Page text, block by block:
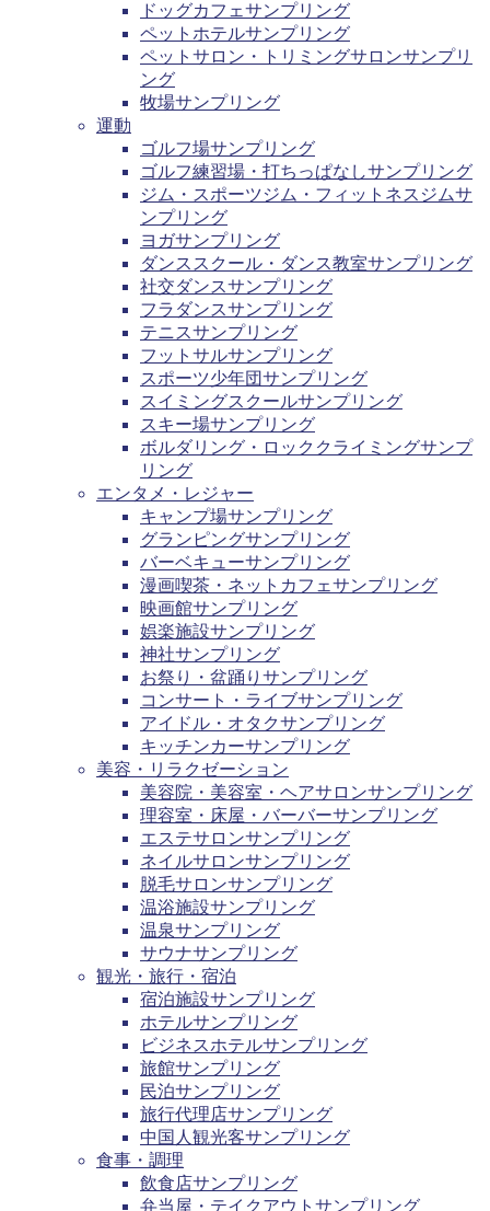
ドッグカフェサンプリング
ペットホテルサンプリング
ペットサロン・トリミングサロンサンプリ
ング
牧場サンプリング
運動
ゴルフ場サンプリング
ゴルフ練習場・打ちっぱなしサンプリング
ジム・スポーツジム・フィットネスジムサ
ンプリング
ヨガサンプリング
ダンススクール・ダンス教室サンプリング
社交ダンスサンプリング
フラダンスサンプリング
テニスサンプリング
フットサルサンプリング
スポーツ少年団サンプリング
スイミングスクールサンプリング
スキー場サンプリング
ボルダリング・ロッククライミングサンプ
リング
エンタメ・レジャー
キャンプ場サンプリング
グランピングサンプリング
バーベキューサンプリング
漫画喫茶・ネットカフェサンプリング
映画館サンプリング
娯楽施設サンプリング
神社サンプリング
お祭り・盆踊りサンプリング
コンサート・ライブサンプリング
アイドル・オタクサンプリング
キッチンカーサンプリング
美容・リラクゼーション
美容院・美容室・ヘアサロンサンプリング
理容室・床屋・バーバーサンプリング
エステサロンサンプリング
ネイルサロンサンプリング
脱毛サロンサンプリング
温浴施設サンプリング
温泉サンプリング
サウナサンプリング
観光・旅行・宿泊
宿泊施設サンプリング
ホテルサンプリング
ビジネスホテルサンプリング
旅館サンプリング
民泊サンプリング
旅行代理店サンプリング
中国人観光客サンプリング
食事・調理
飲食店サンプリング
弁当屋・テイクアウトサンプリング